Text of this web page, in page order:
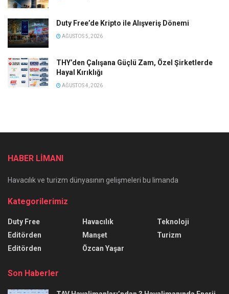
Duty Free’de Kripto ile Alışveriş Dönemi
AĞUSTOS 5, 2026
THY’den Çalışana Güçlü Zam, Özel Şirketlerde
Hayal Kırıklığı
AĞUSTOS 4, 2026
HABER LİMANI
Havacılık ve turizm dünyasının gelişmeleri bu limanda
Kategorilerimiz
Duty Free
Editörden
Editörden
Havacılık
Manşet
Özcan Yaşar
Teknoloji
Turizm
Son Haberler